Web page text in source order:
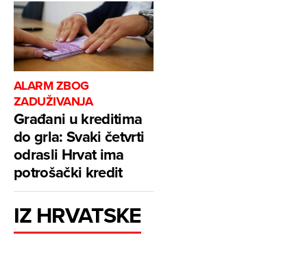
ALARM ZBOG
ZADUŽIVANJA
Građani u kreditima
do grla: Svaki četvrti
odrasli Hrvat ima
potrošački kredit
IZ HRVATSKE